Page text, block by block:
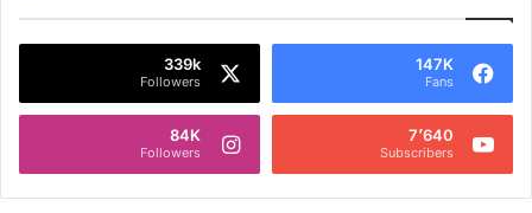
147K
Fans
339k
Followers
7٬640
Subscribers
84K
Followers